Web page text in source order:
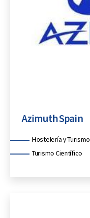
CategoríasHostelería y Turismo
Turismo Científico
Azimuth Spain